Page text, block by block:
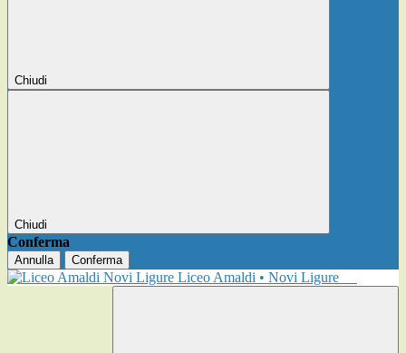
Chiudi
Chiudi
Conferma
Annulla Conferma
Liceo Amaldi • Novi Ligure